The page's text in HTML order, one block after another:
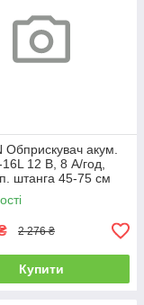
Обприскувач акум.
16L 12 В, 8 А/год,
штанга 45-75 см
2 276 ₴
Купити